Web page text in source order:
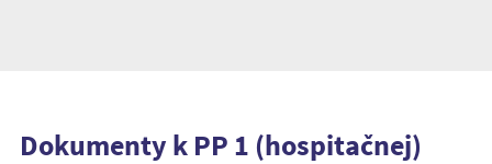
Dokumenty k PP 1 (hospitačnej)